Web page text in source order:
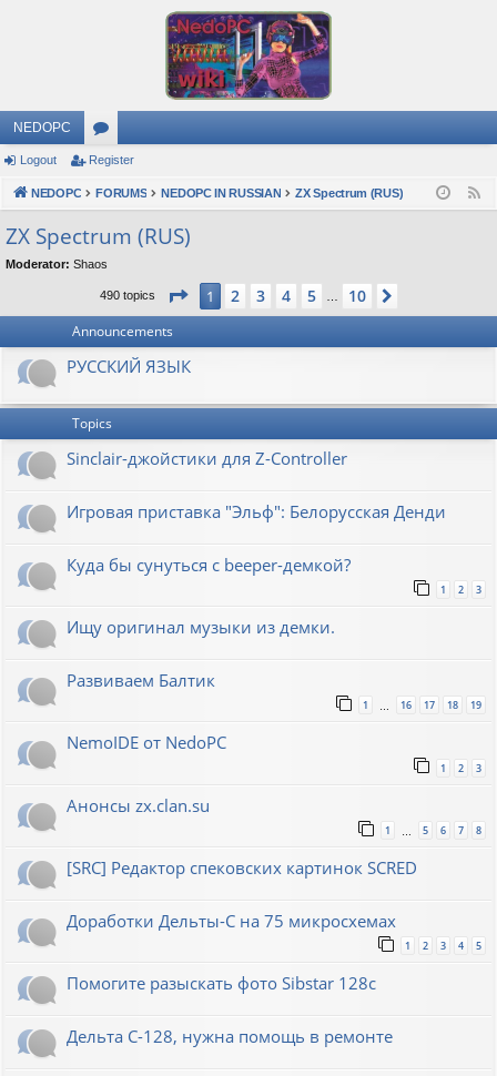
NEDOPC
or
u
s
Logout Register
NEDOPC FORUMS NEDOPC IN RUSSIAN ZX Spectrum (RUS)
ZX Spectrum (RUS)
Moderator: Shaos
490 topics Page 1of10
1 2 3 4 5 10
Announcements
РУССКИЙ ЯЗЫК
Topics
Sinclair-джойстики для Z-Controller
Игровая приставка "Эльф": Белорусская Денди
Куда бы сунуться с beeper-демкой?
1 2 3
Ищу оригинал музыки из демки.
Развиваем Балтик
1 … 16 17 18 19
NemoIDE от NedoPC
1 2 3
Анонсы zx.clan.su
1 5 6 7 8
[SRC] Редактор спековских картинок SCRED
Доработки Дельты-С на 75 микросхемах
1 2 3 4 5
Помогите разыскать фото Sibstar 128с
Дельта С-128, нужна помощь в ремонте